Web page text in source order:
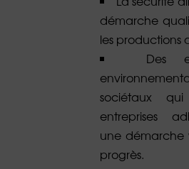
démarche
les productions
Des
sociétaux
entreprises
une démarche
progrès.